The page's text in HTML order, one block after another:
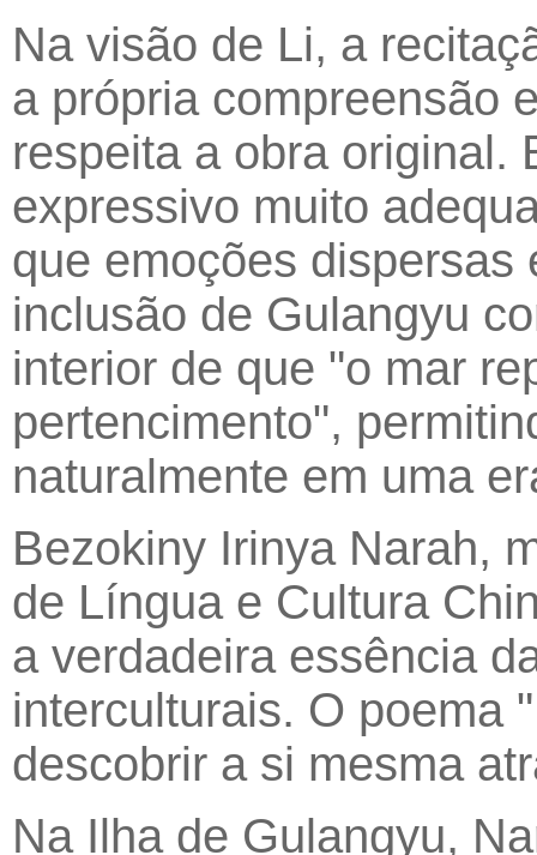
Na visão de Li, a
a própria compreensão
respeita a obra original.
expressivo muito
que emoções dispersas
inclusão de Gulangyu
interior de que "o mar
pertencimento",
naturalmente em uma
Bezokiny Irinya Narah,
de Língua e Cultura
a verdadeira essência
interculturais. O poema
descobrir a si mesma
Na Ilha de Gulangyu,